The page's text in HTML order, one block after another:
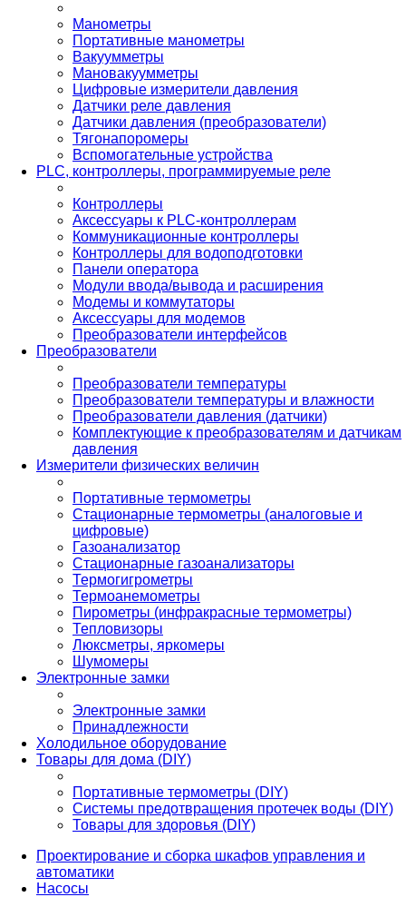
Манометры
Портативные манометры
Вакуумметры
Мановакуумметры
Цифровые измерители давления
Датчики реле давления
Датчики давления (преобразователи)
Тягонапоромеры
Вспомогательные устройства
PLС, контроллеры, программируемые реле
Контроллеры
Аксессуары к PLC-контроллерам
Коммуникационные контроллеры
Контроллеры для водоподготовки
Панели оператора
Модули ввода/вывода и расширения
Модемы и коммутаторы
Аксессуары для модемов
Преобразователи интерфейсов
Преобразователи
Преобразователи температуры
Преобразователи температуры и влажности
Преобразователи давления (датчики)
Комплектующие к преобразователям и датчикам
давления
Измерители физических величин
Портативные термометры
Стационарные термометры (аналоговые и
цифровые)
Газоанализатор
Стационарные газоанализаторы
Термогигрометры
Термоанемометры
Пирометры (инфракрасные термометры)
Тепловизоры
Люксметры, яркомеры
Шумомеры
Электронные замки
Электронные замки
Принадлежности
Холодильное оборудование
Товары для дома (DIY)
Портативные термометры (DIY)
Системы предотвращения протечек воды (DIY)
Товары для здоровья (DIY)
Проектирование и сборка шкафов управления и
автоматики
Насосы